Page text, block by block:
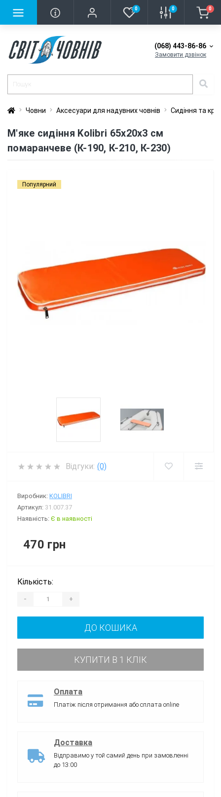
0 0 0
(068) 443-86-86
Замовити дзвінок
Човни Аксесуари для надувних човнів Сидіння та
М'яке сидіння Kolibri 65х20x3 см
помаранчеве (К-190, К-210, К-230)
Популярний
Відгуки: (0)
Виробник: KOLIBRI
Артикул: 31.007.37
Наявність: Є в наявності
470 грн
Кількість:
- +
ДО КОШИКА
КУПИТИ В 1 КЛІК
Оплата
Платіж після отримання або сплата online
Доставка
Відправимо у той самий день при замовленні
до 13:00